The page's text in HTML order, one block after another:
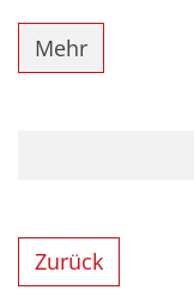
Mehr
Zurück